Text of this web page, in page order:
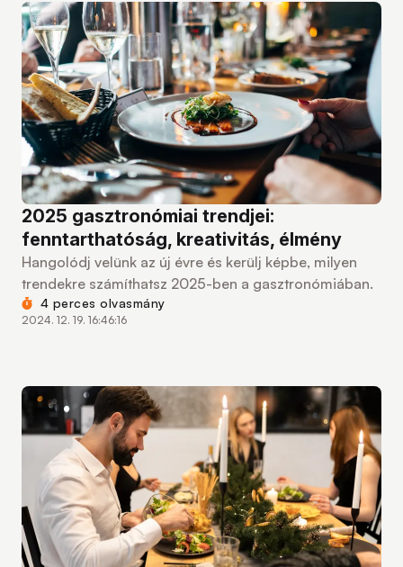
2025 gasztronómiai trendjei:
fenntarthatóság, kreativitás, élmény
Hangolódj velünk az új évre és kerülj képbe, milyen
trendekre számíthatsz 2025-ben a gasztronómiában.
4 perces olvasmány
2024. 12. 19. 16:46:16